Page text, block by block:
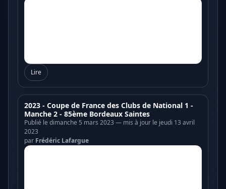
Lire
2023 - Coupe de France des Clubs de National 1 -
Manche 2 - 85ème Bordeaux Saintes
Publié le dimanche 5 mars 2023 — mis à jour le jeudi 13 avril
2023
par Frédéric Lafargue